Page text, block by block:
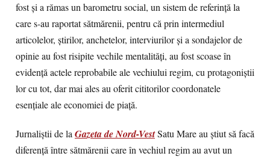
fost şi a rămas un barometru social, un sistem de referinţă la
care s-au raportat sătmărenii, pentru că prin intermediul
articolelor, ştirilor, anchetelor, interviurilor şi a sondajelor de
opinie au fost risipite vechile mentalităţi, au fost scoase în
evidenţă actele reprobabile ale vechiului regim, cu protagoniştii
lor cu tot, dar mai ales au oferit cititorilor coordonatele
esenţiale ale economiei de piaţă.
Jurnaliştii de laGazeta de Nord-VestSatu Mare au ştiut să facă
diferenţă între sătmărenii care în vechiul regim au avut un